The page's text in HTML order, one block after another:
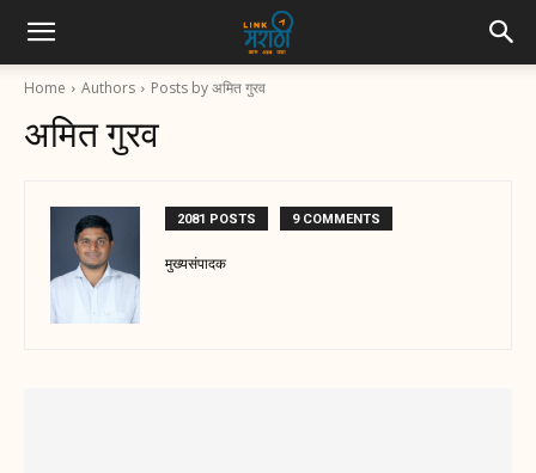
Home Authors Posts by अमित गुरव
अमित गुरव
2081 POSTS 9 COMMENTS
मुख्यसंपादक